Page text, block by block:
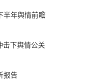
半年舆情前瞻
击下舆情公关
报告